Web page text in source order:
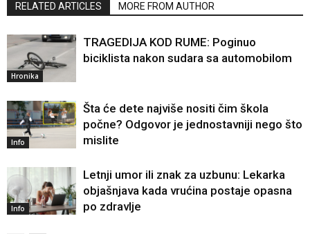
RELATED ARTICLES MORE FROM AUTHOR
Hronika
TRAGEDIJA KOD RUME: Poginuo
biciklista nakon sudara sa automobilom
Info
Šta će dete najviše nositi čim škola
počne? Odgovor je jednostavniji nego što
mislite
Info
Letnji umor ili znak za uzbunu: Lekarka
objašnjava kada vrućina postaje opasna
po zdravlje